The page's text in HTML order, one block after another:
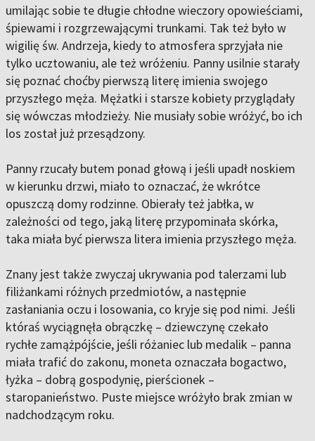
umilając sobie te długie chłodne wieczory opowieściami,
śpiewami i rozgrzewającymi trunkami. Tak też było w
wigilię św. Andrzeja, kiedy to atmosfera sprzyjała nie
tylko ucztowaniu, ale też wróżeniu. Panny usilnie starały
się poznać choćby pierwszą literę imienia swojego
przyszłego męża. Mężatki i starsze kobiety przyglądały
się wówczas młodzieży. Nie musiały sobie wróżyć, bo ich
los został już przesądzony.
Panny rzucały butem ponad głową i jeśli upadł noskiem
w kierunku drzwi, miało to oznaczać, że wkrótce
opuszczą domy rodzinne. Obierały też jabłka, w
zależności od tego, jaką literę przypominała skórka,
taka miała być pierwsza litera imienia przyszłego męża.
Znany jest także zwyczaj ukrywania pod talerzami lub
filiżankami różnych przedmiotów, a następnie
zasłaniania oczu i losowania, co kryje się pod nimi. Jeśli
któraś wyciągnęła obrączkę – dziewczynę czekało
rychłe zamążpójście, jeśli różaniec lub medalik – panna
miała trafić do zakonu, moneta oznaczała bogactwo,
łyżka – dobrą gospodynię, pierścionek –
staropanieństwo. Puste miejsce wróżyło brak zmian w
nadchodzącym roku.